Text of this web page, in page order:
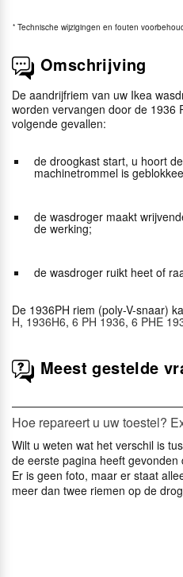
* Technische wijzigingen en fouten
Omschrijving
De aandrijfriem van uw Ikea
worden vervangen door de 1936
volgende gevallen:
de droogkast start, u hoort
machinetrommel is
de wasdroger maakt
de werking;
de wasdroger ruikt heet of
De 1936PH riem (poly-V-snaar)
H, 1936H6, 6 PH 1936, 6 PHE
Meest gestelde
Hoe repareert u uw toestel?
Wilt u weten wat het verschil is
de eerste pagina heeft
Er is geen foto, maar er staat
meer dan twee riemen op de